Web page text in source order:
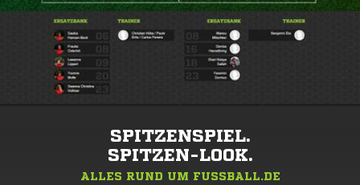
SPITZENSPIEL.
SPITZEN-LOOK.
ALLES RUND UM FUSSBALL.DE